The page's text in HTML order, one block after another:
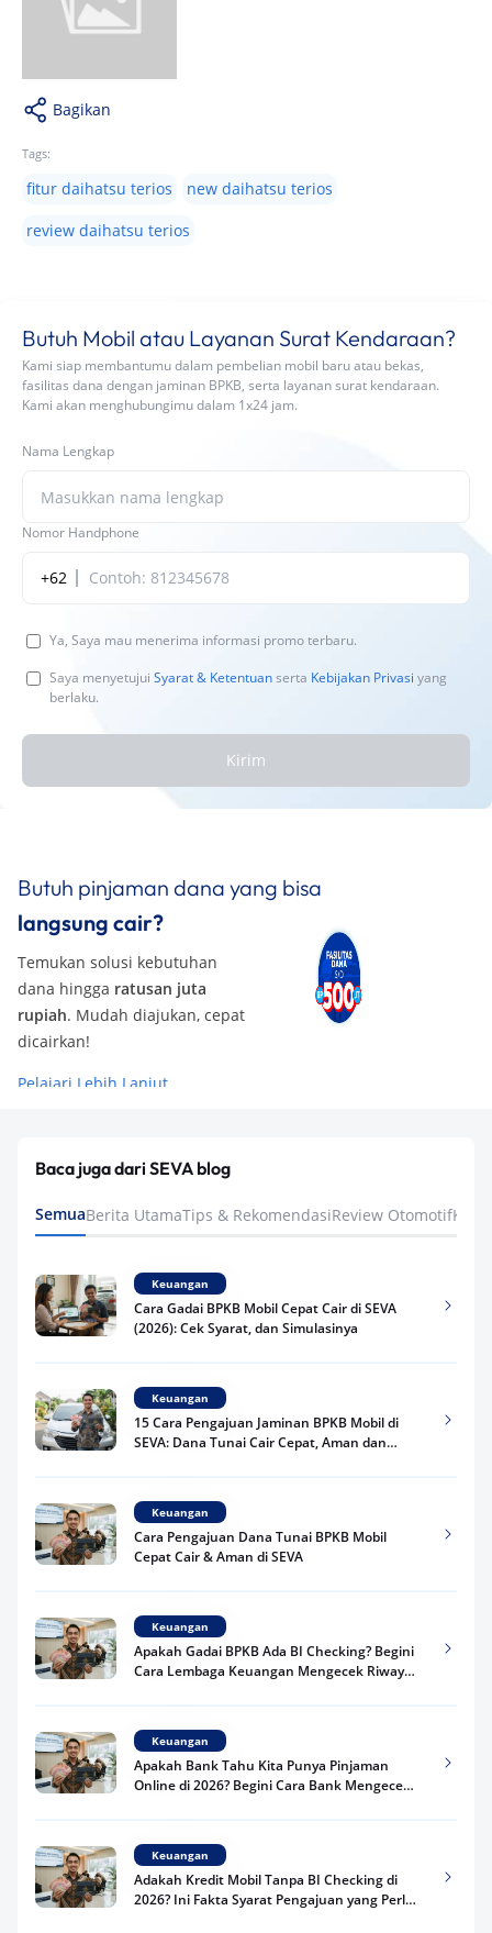
Bagikan
Tags:
fitur daihatsu terios
new daihatsu terios
review daihatsu terios
Butuh Mobil atau Layanan Surat Kendaraan?
Kami siap membantumu dalam pembelian mobil baru atau bekas,
fasilitas dana dengan jaminan BPKB, serta layanan surat kendaraan.
Kami akan menghubungimu dalam 1x24 jam.
Nama Lengkap
Nomor Handphone
+62
Ya, Saya mau menerima informasi promo terbaru.
Saya menyetujui Syarat & Ketentuanserta Kebijakan Privasi yang
berlaku.
Kirim
Butuh pinjaman dana yang bisa
langsung cair?
Temukan solusi kebutuhan
dana hingga ratusan juta
rupiah. Mudah diajukan, cepat
dicairkan!
Pelajari Lebih Lanjut
Baca juga dari SEVA blog
SemuaBerita UtamaTips & RekomendasiReview Otomotif
Keuangan
Cara Gadai BPKB Mobil Cepat Cair di SEVA
(2026): Cek Syarat, dan Simulasinya
Keuangan
15 Cara Pengajuan Jaminan BPKB Mobil di
SEVA: Dana Tunai Cair Cepat, Aman dan
Keuangan
Cara Pengajuan Dana Tunai BPKB Mobil
Cepat Cair & Aman di SEVA
Keuangan
Apakah Gadai BPKB Ada BI Checking? Begini
Cara Lembaga Keuangan Mengecek Riwayat
Keuangan
Apakah Bank Tahu Kita Punya Pinjaman
Online di 2026? Begini Cara Bank Mengecek
Keuangan
Adakah Kredit Mobil Tanpa BI Checking di
2026? Ini Fakta Syarat Pengajuan yang Perlu